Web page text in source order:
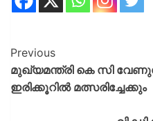
Previous
മുഖ്യമന്ത്രി കെ സി
ഇരിക്കൂറില്‍ മത്സരിച്ചേക്കും